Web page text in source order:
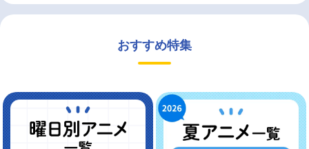
おすすめ特集